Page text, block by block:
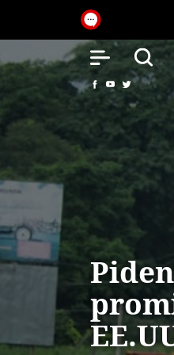
DESTACADOS